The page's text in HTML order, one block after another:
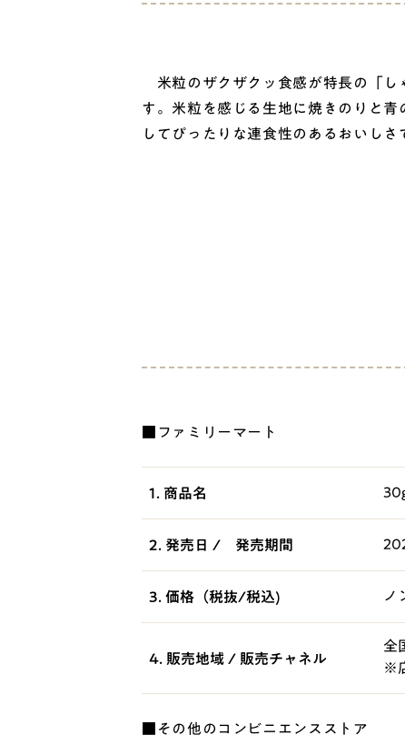
米粒のザクザクッ食感が特長の「し
す。米粒を感じる生地に焼きのりと
してぴったりな連食性のあるおいし
■ファミリーマート
1. 商品名
2. 発売日 / 発売期間
3. 価格（税抜/税込) ノ
4. 販売地域 / 販売チャネル
全
※
■その他のコンビニエンスストア